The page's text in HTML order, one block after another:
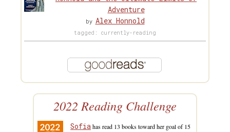
Adventure
by Alex Honnold
tagged: currently-reading
2022 Reading Challenge
Sofiahas read 13 books toward her goal of 15